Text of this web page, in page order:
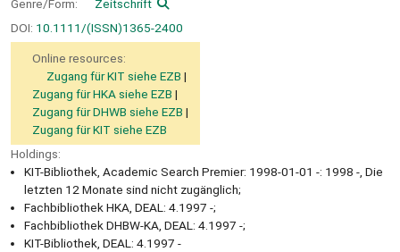
Genre/Form:
Zeitschrift
DOI: 10.1111/(ISSN)1365-2400
Online resources:
Zugang für KIT siehe EZB
Zugang für HKA siehe EZB
Zugang für DHWB siehe EZB
Zugang für KIT siehe EZB
Holdings:
KIT-Bibliothek, Academic Search Premier: 1998-01-01 -: 1998 -, Die
letzten 12 Monate sind nicht zugänglich;
Fachbibliothek HKA, DEAL: 4.1997 -;
Fachbibliothek DHBW-KA, DEAL: 4.1997 -;
KIT-Bibliothek, DEAL: 4.1997 -